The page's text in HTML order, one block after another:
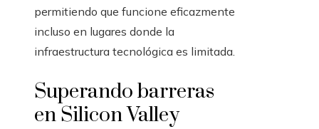
permitiendo que funcione eficazmente
incluso en lugares donde la
infraestructura tecnológica es limitada.
Superando barreras
en Silicon Valley